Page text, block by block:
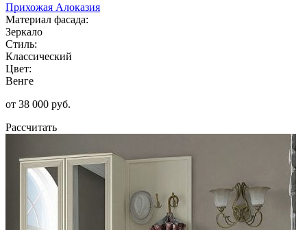
Прихожая Алоказия
Материал фасада:
Зеркало
Стиль:
Классический
Цвет:
Венге
от 38 000 руб.
Рассчитать